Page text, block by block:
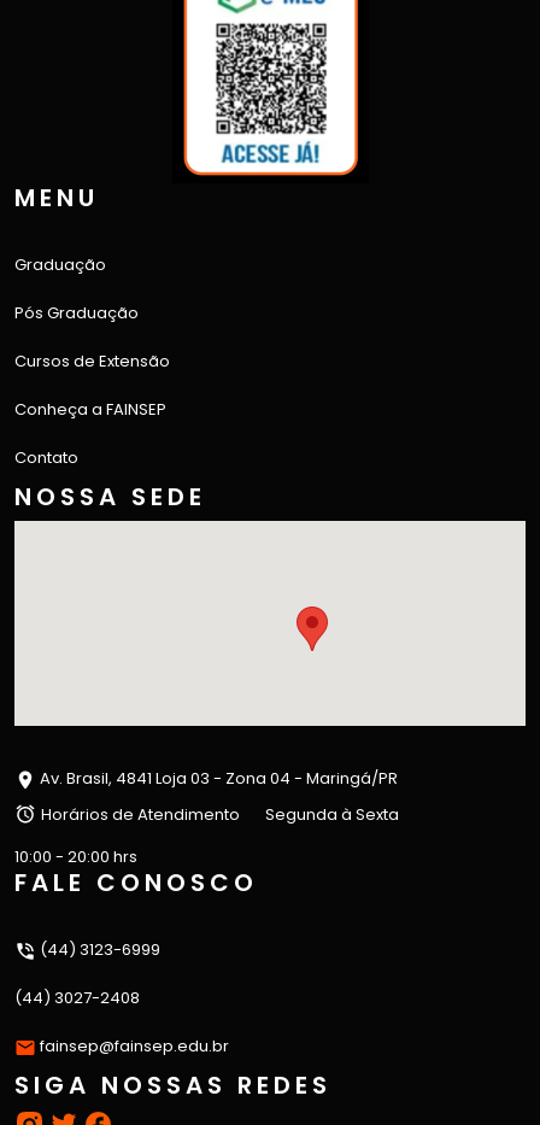
MENU
Graduação
Pós Graduação
Cursos de Extensão
Conheça a FAINSEP
Contato
NOSSA SEDE
Av. Brasil, 4841 Loja 03 - Zona 04 - Maringá/PR
Horários de Atendimento
Segunda à Sexta
10:00 - 20:00 hrs
FALE CONOSCO
(44) 3123-6999
(44) 3027-2408
fainsep@fainsep.edu.br
SIGA NOSSAS REDES